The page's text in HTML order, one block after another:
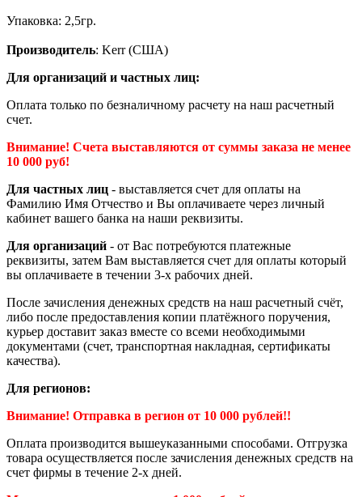
Упаковка: 2,5гр.
Производитель: Kerr (США)
Для организаций и частных лиц:
Оплата только по безналичному расчету на наш расчетный
счет.
Внимание! Счета выставляются от суммы заказа не менее
10 000 руб!
Для частных лиц - выставляется счет для оплаты на
Фамилию Имя Отчество и Вы оплачиваете через личный
кабинет вашего банка на наши реквизиты.
Для организаций - от Вас потребуются платежные
реквизиты, затем Вам выставляется счет для оплаты который
вы оплачиваете в течении 3-х рабочих дней.
После зачисления денежных средств на наш расчетный счёт,
либо после предоставления копии платёжного поручения,
курьер доставит заказ вместе со всеми необходимыми
документами (счет, транспортная накладная, сертификаты
качества).
Для регионов:
Внимание! Отправка в регион от 10 000 рублей!!
Оплата производится вышеуказанными способами. Отгрузка
товара осуществляется после зачисления денежных средств на
счет фирмы в течение 2-х дней.